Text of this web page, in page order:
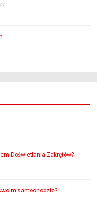
Doświetlania Zakrętów?
samochodzie?